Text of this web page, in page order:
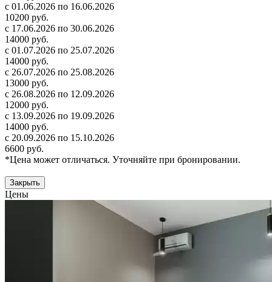
с 01.06.2026 по 16.06.2026
10200 руб.
с 17.06.2026 по 30.06.2026
14000 руб.
с 01.07.2026 по 25.07.2026
14000 руб.
с 26.07.2026 по 25.08.2026
13000 руб.
с 26.08.2026 по 12.09.2026
12000 руб.
с 13.09.2026 по 19.09.2026
14000 руб.
с 20.09.2026 по 15.10.2026
6600 руб.
*Цена может отличаться. Уточняйте при бронировании.
Закрыть
Цены